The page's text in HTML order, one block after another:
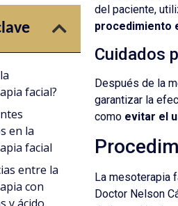
facial?
en la
facial
entre la
con
del paciente,
procedimiento
Cuidados
Después de la
garantizar la
como evitar el
La mesoterapia
Doctor Nelson